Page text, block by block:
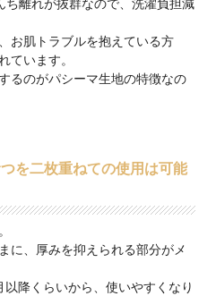
ち離れが抜群なので、洗濯負担減
お肌トラブルを抱えている方
ています。
るのがパシーマ生地の特徴なの
を二枚重ねての使用は可能
に、厚みを抑えられる部分がメ
降くらいから、使いやすくなり